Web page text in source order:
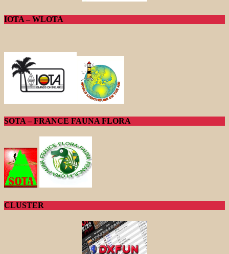
IOTA – WLOTA
SOTA – FRANCE FAUNA FLORA
CLUSTER